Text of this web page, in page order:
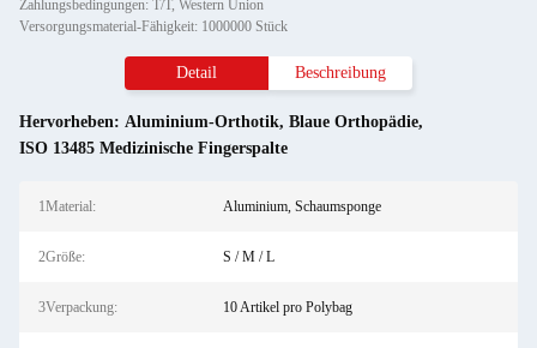
Zahlungsbedingungen: T/T, Western Union
Versorgungsmaterial-Fähigkeit: 1000000 Stück
Detail Beschreibung
Hervorheben: Aluminium-Orthotik, Blaue Orthopädie,
ISO 13485 Medizinische Fingerspalte
1Material: Aluminium, Schaumsponge
2Größe: S / M / L
3Verpackung: 10 Artikel pro Polybag